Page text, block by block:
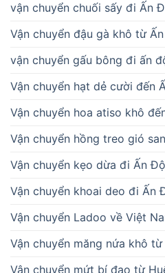
vận chuyển chuối sấy đi Ấn
Vận chuyển đậu gà khô từ
vận chuyển gấu bông đi ấn
Vận chuyển hạt dẻ cười đến
Vận chuyển hoa atiso khô
Vận chuyển hồng treo gió
Vận chuyển kẹo dừa đi Ấn Độ
Vận chuyển khoai deo đi Ấn
Vận chuyển Ladoo về Việt
Vận chuyển măng nứa khô
Vận chuyển mứt bí đao từ